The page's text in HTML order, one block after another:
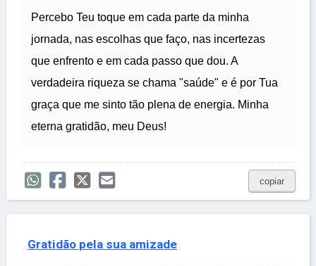
Percebo Teu toque em cada parte da minha
jornada, nas escolhas que faço, nas incertezas
que enfrento e em cada passo que dou. A
verdadeira riqueza se chama "saúde" e é por Tua
graça que me sinto tão plena de energia. Minha
eterna gratidão, meu Deus!
copiar
Gratidão pela sua amizade